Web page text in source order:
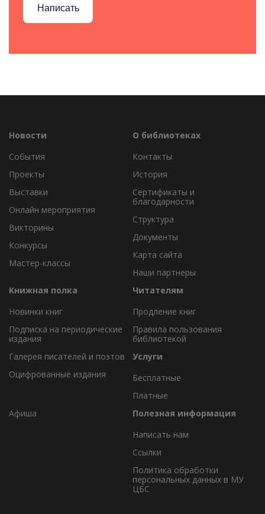
Написать
Новости
События
Проекты
Выставки
Онлайн мероприятия
Викторины
Конкурсы
Мастер-классы
О библиотеках
Контакты
История
Сертификаты и
благодарности
Структура
Документы
Карта сайта
Наши партнеры
Книжная полка
Новинки книг
Подписка на периодические
издания
Галерея писателей и поэтов
Оцифрованные издания
Читателям
Продление книг
Правила пользования
библиотекой
Услуги
Бесплатные
Платные
Афиша
Полезная информация
Написать нам
Ссылки
Политика обработки
персональных данных в МУ
ЦБС